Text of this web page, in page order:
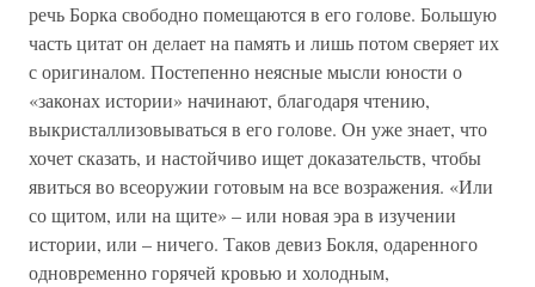
речь Борка свободно помещаются в его голове. Большую
часть цитат он делает на память и лишь потом сверяет их
с оригиналом. Постепенно неясные мысли юности о
«законах истории» начинают, благодаря чтению,
выкристаллизовываться в его голове. Он уже знает, что
хочет сказать, и настойчиво ищет доказательств, чтобы
явиться во всеоружии готовым на все возражения. «Или
со щитом, или на щите» – или новая эра в изучении
истории, или – ничего. Таков девиз Бокля, одаренного
одновременно горячей кровью и холодным,